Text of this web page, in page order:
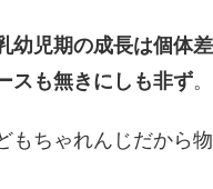
幼児期の成長は個体
スも無きにしも非ず。
もちゃれんじだから